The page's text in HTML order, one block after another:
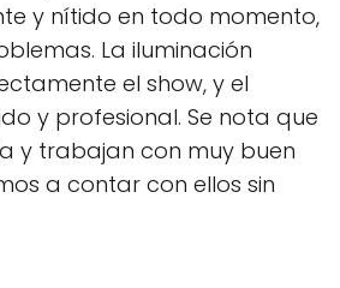
y nítido en todo momento,
La iluminación
el show, y el
y profesional. Se nota que
y trabajan con muy buen
a contar con ellos sin